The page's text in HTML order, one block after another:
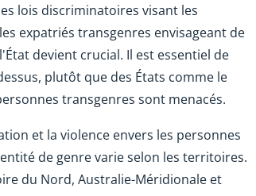
lois discriminatoires visant les
expatriés transgenres envisageant de
devient crucial. Il est essentiel de
plutôt que des États comme le
transgenres sont menacés.
et la violence envers les personnes
de genre varie selon les territoires.
du Nord, Australie-Méridionale et